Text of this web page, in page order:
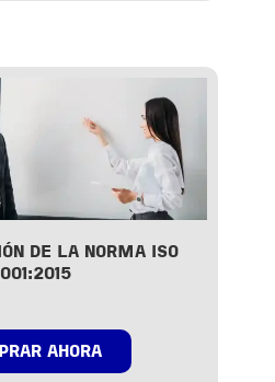
DE LA NORMA ISO
AHORA